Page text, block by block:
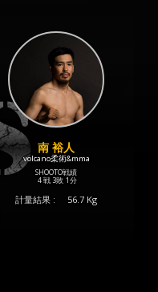
南 裕人
volcano柔術&mma
SHOOTO戦績
4 戦 3敗 1分
計量結果 : 56.7 Kg